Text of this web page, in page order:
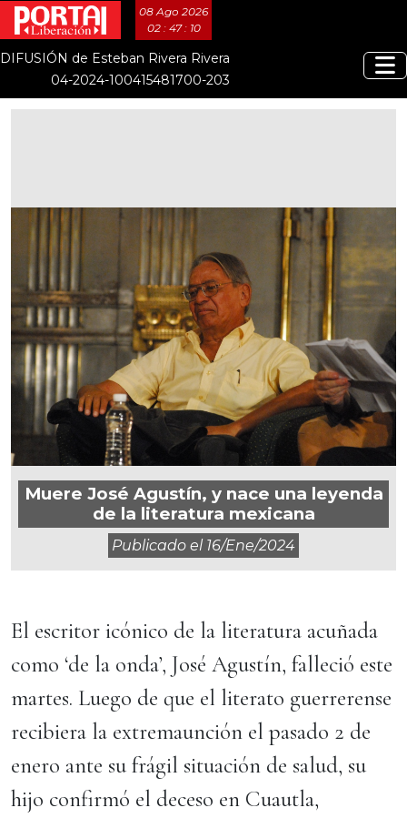
08 Ago 2026
02 : 47 : 11
DIFUSIÓN de Esteban Rivera Rivera
04-2024-100415481700-203
Muere José Agustín, y nace una leyenda
de la literatura mexicana
Publicado el 16/ene/2024
El escritor icónico de la literatura acuñada
como ‘de la onda’, José Agustín, falleció este
martes. Luego de que el literato guerrerense
recibiera la extremaunción el pasado 2 de
enero ante su frágil situación de salud, su
hijo confirmó el deceso en Cuautla,